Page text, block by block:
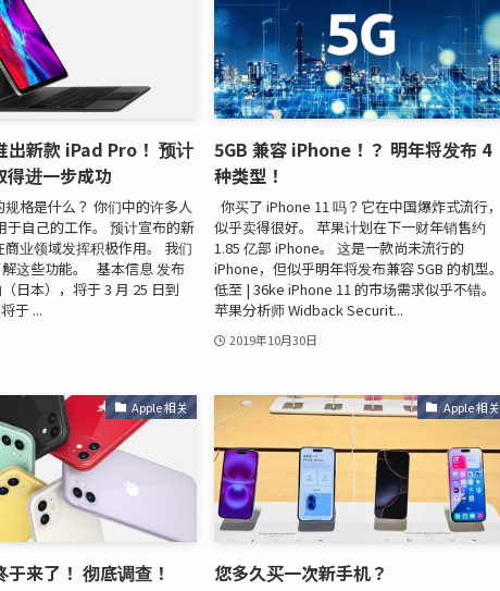
出新款 iPad Pro！ 预计
得进一步成功
规格是什么？ 你们中的许多人
于自己的工作。 预计宣布的新
商业领域发挥积极作用。 我们
这些功能。 基本信息 发布
日本），将于 3 月 25 日到
于 ...
5GB 兼容 iPhone！？ 明年将发布 4
种类型！
你买了 iPhone 11 吗？它在中国爆炸式流行，
似乎卖得很好。 苹果计划在下一财年销售约
1.85 亿部 iPhone。 这是一款尚未流行的
iPhone，但似乎明年将发布兼容 5GB 的机型。
低至 | 36ke iPhone 11 的市场需求似乎不错。
苹果分析师 Widback Securit...
2019年10月30日
Apple 相关
来了！ 彻底调查！
Apple 相关
您多久买一次新手机？